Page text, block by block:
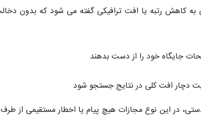
به کاهش رتبه یا افت ترافیکی گفته می‌ شود که بدون
جایگاه خود را از دست بدهند
دچار افت کلی در نتایج جستجو شود
در این نوع مجازات هیچ پیام یا اخطار مستقیمی از